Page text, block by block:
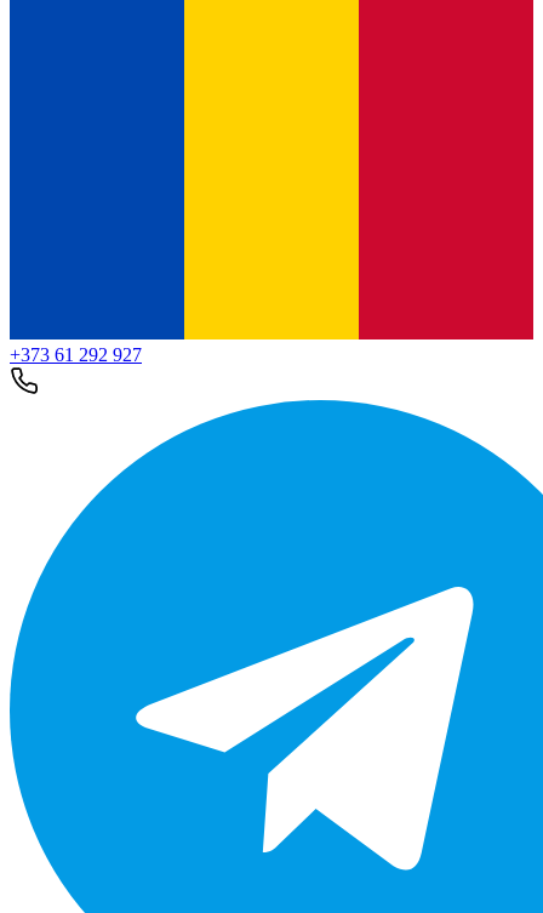
+373 61 292 927